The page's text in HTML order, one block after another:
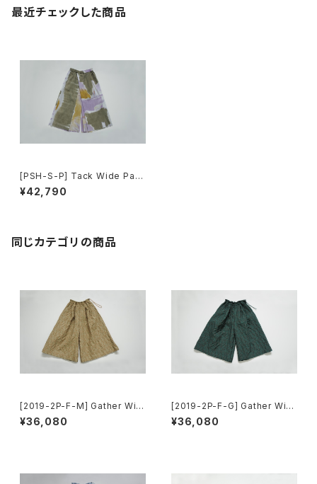
最近チェックした商品
[PSH-S-P] Tack Wide Pant
s
¥42,790
同じカテゴリの商品
[2019-2P-F-M] Gather Wid
e Pants
¥36,080
[2019-2P-F-G] Gather Wid
e Pants
¥36,080